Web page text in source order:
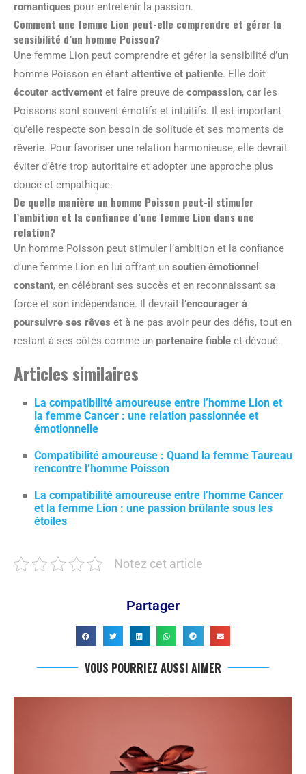
romantiques pour entretenir la passion.
Comment une femme Lion peut-elle comprendre et gérer la
sensibilité d’un homme Poisson?
Une femme Lion peut comprendre et gérer la sensibilité d’un
homme Poisson en étant attentive et patiente. Elle doit
écouter activement et faire preuve de compassion, car les
Poissons sont souvent émotifs et intuitifs. Il est important
qu’elle respecte son besoin de solitude et ses moments de
rêverie. Pour favoriser une relation harmonieuse, elle devrait
éviter d’être trop autoritaire et adopter une approche plus
douce et empathique.
De quelle manière un homme Poisson peut-il stimuler
l’ambition et la confiance d’une femme Lion dans une
relation?
Un homme Poisson peut stimuler l’ambition et la confiance
d’une femme Lion en lui offrant un soutien émotionnel
constant, en célébrant ses succès et en reconnaissant sa
force et son indépendance. Il devrait l’encourager à
poursuivre ses rêves et à ne pas avoir peur des défis, tout en
restant à ses côtés comme un partenaire fiable et dévoué.
Articles similaires
La compatibilité amoureuse entre l’homme Lion et
la femme Cancer : une relation passionnée et
émotionnelle
Compatibilité amoureuse : Quand la femme Taureau
rencontre l’homme Poisson
La compatibilité amoureuse entre l’homme Cancer
et la femme Lion : une passion brûlante sous les
étoiles
Notez cet article
Partager
VOUS POURRIEZ AUSSI AIMER